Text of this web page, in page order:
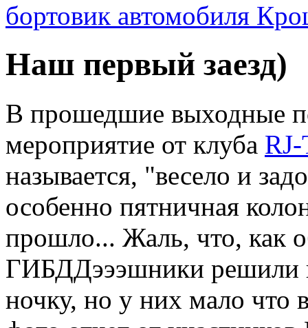
бортовик автомобиля
Наш первый заезд)
В прошедшие выходные
мероприятие от клуба RJ-
называется, "весело и
особенно пятничная
прошло... Жаль, что, как
ГИБДДэээшники решили
ночку, но у них мало что